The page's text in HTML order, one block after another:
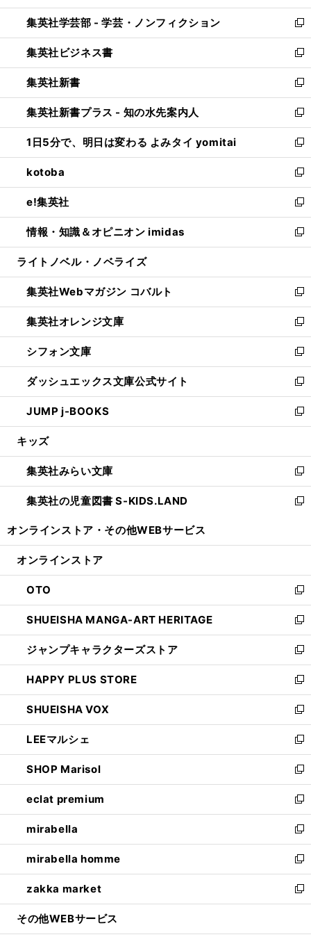
開
く
ウ
で
開
く
ン
ド
ウ
で
開
く
ウ
ィ
ン
ド
ウ
で
開
く
集英社学芸部 - 学芸・ノンフィクション
新
し
い
ウ
ィ
ン
ド
ウ
で
開
く
集英社ビジネス書
新
し
い
ウ
ィ
ン
ド
ウ
で
開
く
集英社新書
新
し
い
ウ
ィ
ン
ド
ウ
で
開
く
集英社新書プラス - 知の水先案内人
新
し
い
ウ
ィ
ン
ド
ウ
で
開
1日5分で、明日は変わる よみタイ yomitai
新
し
い
ウ
ィ
ン
ド
ウ
開
く
kotoba
新
し
い
ウ
ィ
ン
ウ
で
開
く
e!集英社
新
し
い
ウ
ン
ド
ウ
で
開
く
情報・知識＆オピニオン imidas
新
し
ウ
ィ
ン
ド
ウ
で
開
く
ライトノベル・ノベライズ
集英社Webマガジン コバルト
新
し
い
ウ
ィ
ン
ド
ウ
で
開
集英社オレンジ文庫
新
し
い
ウ
ィ
ン
ド
ウ
開
く
シフォン文庫
新
し
い
ウ
ィ
ン
ウ
で
開
く
ダッシュエックス文庫公式サイト
新
し
い
ウ
ン
ド
ウ
で
JUMP j-BOOKS
新
し
ウ
ィ
ン
ド
開
キッズ
集英社みらい文庫
新
し
い
ン
ウ
で
開
く
集英社の児童図書 S-KIDS.LAND
新
ウ
ン
ド
ウ
で
開
く
オンラインストア・ その他WEBサービス
オンラインストア
OTO
新
し
い
ウ
ィ
ン
ド
ウ
で
開
く
SHUEISHA MANGA-ART HERITAGE
新
し
い
ウ
ィ
ン
ド
ウ
で
開
く
ジャンプキャラクターズストア
新
し
い
ウ
ィ
ン
ド
ウ
で
開
く
HAPPY PLUS STORE
新
し
い
ウ
ィ
ン
ド
ウ
で
開
く
SHUEISHA VOX
新
し
い
ウ
ィ
ン
ド
ウ
で
開
く
LEEマルシェ
新
し
い
ウ
ィ
ン
ド
ウ
で
開
く
SHOP Marisol
新
し
い
ウ
ィ
ン
ド
ウ
で
開
eclat premium
新
し
い
ウ
ィ
ン
ド
ウ
開
mirabella
新
し
い
ウ
ィ
ン
ウ
mirabella homme
新
し
い
ウ
zakka market
新
し
その他WEBサービス